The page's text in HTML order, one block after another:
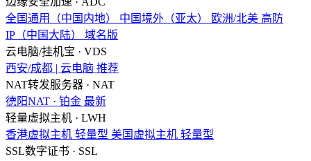
全国通用（中国内地）
中国境外（亚太） 欧洲/北美 高防
IP（中国大陆）
域名版
云电脑/挂机宝 · VDS
西安/成都 | 云电脑 推荐
NAT转发服务器 · NAT
德阳NAT · 铂金 最新
轻量虚拟主机 · LWH
香港虚拟主机 轻量型 美国虚拟主机 轻量型
SSL数字证书 · SSL